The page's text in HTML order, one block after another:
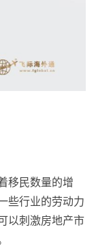
移民数量的增
些行业的劳动力
以刺激房地产市